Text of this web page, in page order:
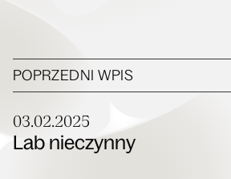
POPRZEDNI WPIS
03.02.2025
Lab nieczynny